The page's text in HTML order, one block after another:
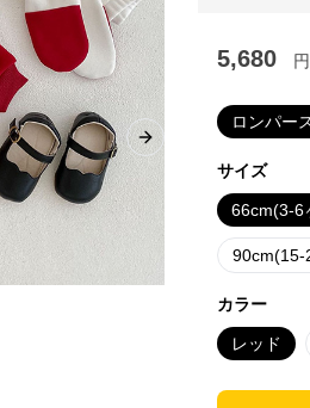
Next slide
5,680 円
ロンパー
サイズ
66cm(3-6
90cm(15-
カラー
レッド